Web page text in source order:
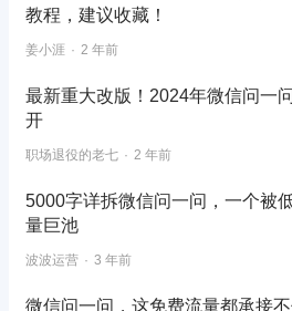
教程，建议收藏！
姜小涯 2 年前
最新重大改版！2024年微信问一
开
职场退役的老七 2 年前
5000字详拆微信问一问，一个被
量巨池
波波运营 3 年前
微信问一问，这免费流量都承接不